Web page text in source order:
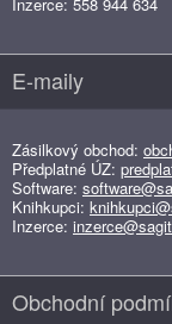
E-maily
Zásilkový obchod:
Předplatné ÚZ:
Software:
Knihkupci:
Inzerce:
Obchodní